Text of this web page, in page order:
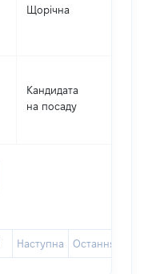
Щорічна
Кандидата
на посаду
Наступна Остання